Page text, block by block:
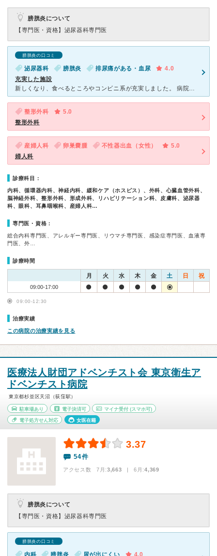
膀胱炎について
【専門医・資格】 泌尿器科専門医
膀胱炎の口コミ
泌尿器科 膀胱炎 排尿痛がある・血尿
4.0
充実した施設
新しくなり、食べるところやコンビニ系が充実しました。 病院内はとても広いですが、わかりやすく、待合室も各フロア、かなりスペースがあるので、ゆったりと過ごせます。 学生さんも勉強のために同席したりと
整形外科
5.0
整形外科
産婦人科 卵巣嚢腫 不性器出血（女性）
5.0
婦人科
診療科目：
内科、循環器内科、神経内科、緩和ケア（ホスピス）、外科、心臓血管外科、
脳神経外科、整形外科、形成外科、リハビリテーション科、皮膚科、泌尿器
科、眼科、耳鼻咽喉科、産婦人科…
専門医・資格：
総合内科専門医、アレルギー専門医、リウマチ専門医、感染症専門医、血液専
門医、外…
診療時間
月 火 水 木 金 土 日 祝
09:00-17:00
09:00-12:30
治療実績
この病院の治療実績を見る
医療法人財団アドベンチスト会 東京衛生ア
ドベンチスト病院
東京都杉並区天沼（荻窪駅）
駐車場あり 電子決済可 マイナ受付 (スマホ可)
電子処方せん対応 女医在籍
3.37
54件
アクセス数 7月:3,663 | 6月:4,369
膀胱炎について
【専門医・資格】 泌尿器科専門医
膀胱炎の口コミ
内科 膀胱炎 尿が出にくい 4.0